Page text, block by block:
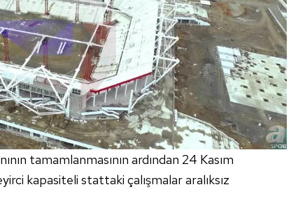
tamamlanmasının ardından 24 Kasım
kapasiteli stattaki çalışmalar aralıksız